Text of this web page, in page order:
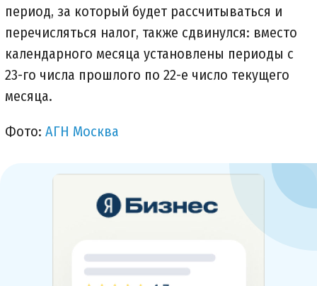
период, за который будет рассчитываться и
перечисляться налог, также сдвинулся: вместо
календарного месяца установлены периоды с
23-го числа прошлого по 22-е число текущего
месяца.
Фото: АГН Москва